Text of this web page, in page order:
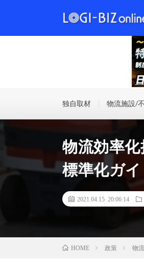
独自取材 物流施設/
物流効率
標準化ガ
2021.04.15 20:06:14
HOME 政策 物